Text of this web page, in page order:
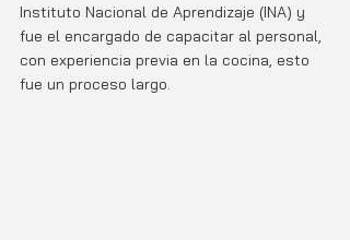
Instituto Nacional de Aprendizaje (INA) y
fue el encargado de capacitar al personal,
con experiencia previa en la cocina, esto
fue un proceso largo.